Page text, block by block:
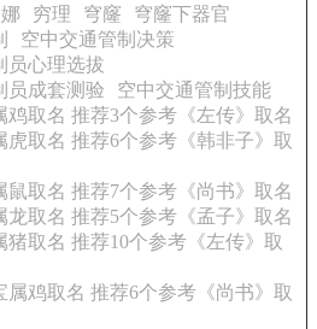
穷理 穹窿
穹窿下器官
空中交通管制决策
员心理选拔
员成套测验
空中交通管制技能
鸡取名 推荐3个参考《左传》取名
虎取名 推荐6个参考《韩非子》取
鼠取名 推荐7个参考《尚书》取名
龙取名 推荐5个参考《孟子》取名
猪取名 推荐10个参考《左传》取
属鸡取名 推荐6个参考《尚书》取